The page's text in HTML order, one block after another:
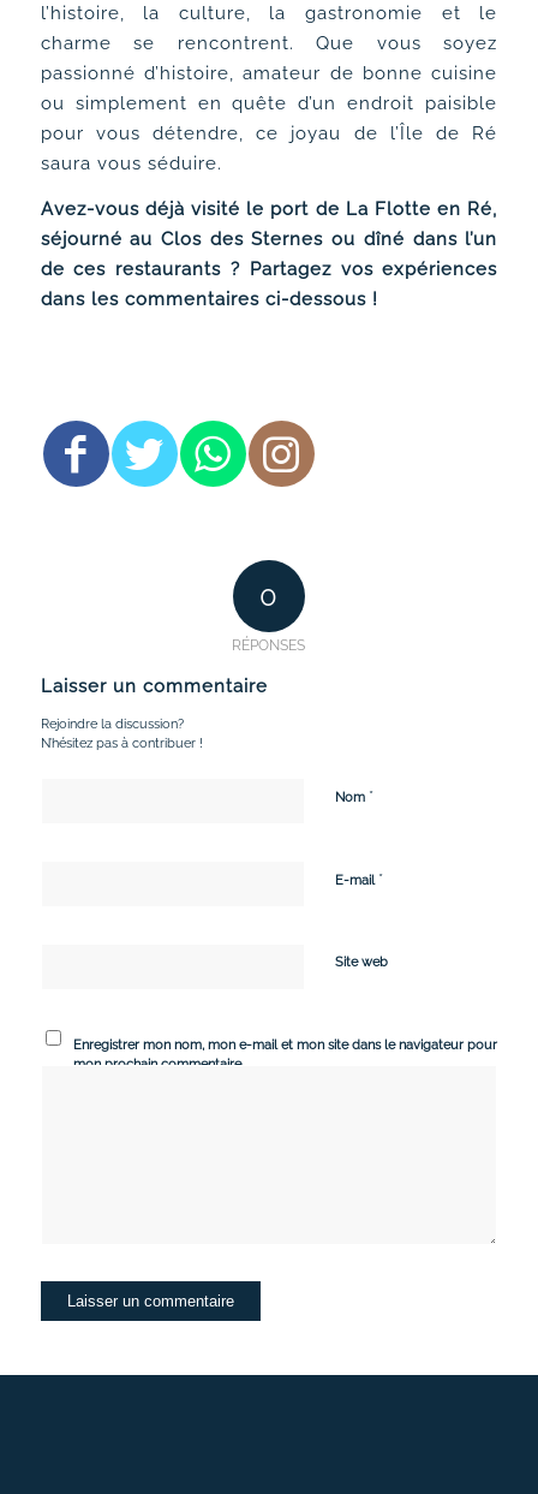
l’histoire, la culture, la gastronomie et le
charme se rencontrent. Que vous soyez
passionné d’histoire, amateur de bonne cuisine
ou simplement en quête d’un endroit paisible
pour vous détendre, ce joyau de l’Île de Ré
saura vous séduire.
Avez-vous déjà visité le port de La Flotte en Ré,
séjourné au Clos des Sternes ou dîné dans l’un
de ces restaurants ? Partagez vos expériences
dans les commentaires ci-dessous !
0
RÉPONSES
Laisser un commentaire
Rejoindre la discussion?
N’hésitez pas à contribuer !
Nom *
E-mail *
Site web
Enregistrer mon nom, mon e-mail et mon site dans le navigateur pour
mon prochain commentaire.